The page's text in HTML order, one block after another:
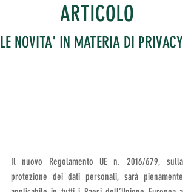
ARTICOLO
LE NOVITA' IN MATERIA DI PRIVACY
Il nuovo Regolamento UE n. 2016/679, sulla
protezione dei dati personali, sarà pienamente